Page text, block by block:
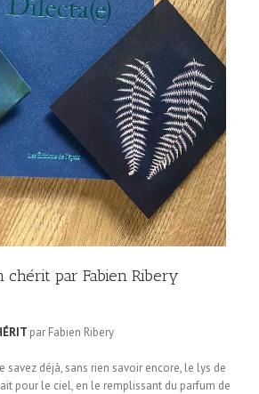
chérit par Fabien Ribery
par Fabien Ribery
savez déjà, sans rien savoir encore, le lys de
pour le ciel, en le remplissant du parfum de